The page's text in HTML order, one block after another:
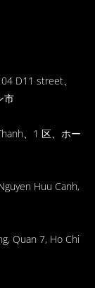
D11 street、
市
、1 区、ホー
Huu Canh,
Quan 7, Ho Chi